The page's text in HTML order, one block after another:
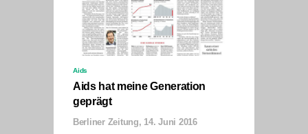
Aids
Aids hat meine Generation
geprägt
Berliner Zeitung, 14. Juni 2016